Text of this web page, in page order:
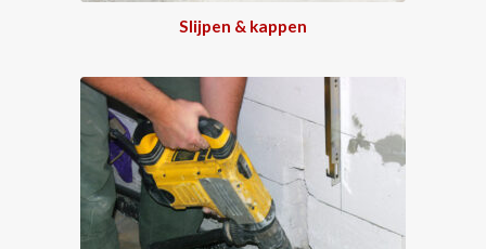
Slijpen & kappen